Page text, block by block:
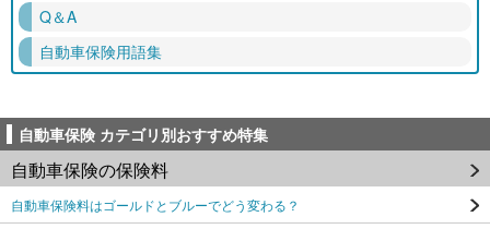
Q＆A
自動車保険用語集
自動車保険 カテゴリ別おすすめ特集
自動車保険の保険料
自動車保険料はゴールドとブルーでどう変わる？